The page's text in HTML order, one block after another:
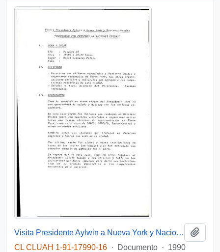
Visita Presidente Aylwin a Nueva York y Naciones Unidas "Cena del Secretario General de Naciones Un idas"
CL CLUAH 1-91-17990-16 · Documento · 1990